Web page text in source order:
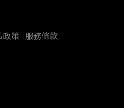
政策 服務條款